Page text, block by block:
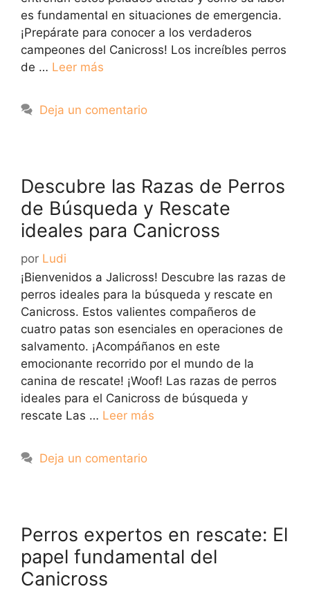
es fundamental en situaciones de emergencia.
¡Prepárate para conocer a los verdaderos
campeones del Canicross! Los increíbles perros
de … Leer más
Deja un comentario
Descubre las Razas de Perros
de Búsqueda y Rescate
ideales para Canicross
por Ludi
¡Bienvenidos a Jalicross! Descubre las razas de
perros ideales para la búsqueda y rescate en
Canicross. Estos valientes compañeros de
cuatro patas son esenciales en operaciones de
salvamento. ¡Acompáñanos en este
emocionante recorrido por el mundo de la
canina de rescate! ¡Woof! Las razas de perros
ideales para el Canicross de búsqueda y
rescate Las … Leer más
Deja un comentario
Perros expertos en rescate: El
papel fundamental del
Canicross